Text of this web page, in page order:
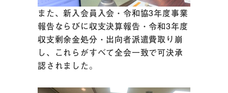
また、新入会員入会・令和協3年度事業
報告ならびに収支決算報告・令和3年度
収支剰余金処分・出向者派遣費取り崩
し、これらがすべて全会一致で可決承
認されました。